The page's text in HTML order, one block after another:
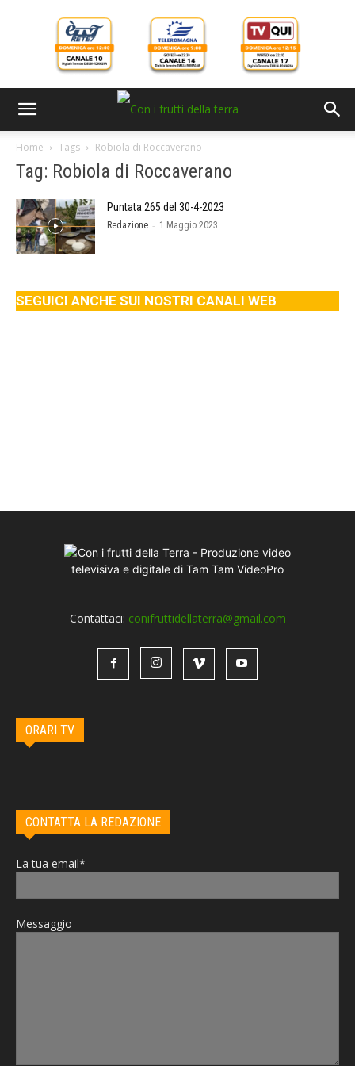
Home Tags Robiola di Roccaverano
Tag: Robiola di Roccaverano
Puntata 265 del 30-4-2023
Redazione - 1 Maggio 2023
SEGUICI ANCHE SUI NOSTRI CANALI WEB
Contattaci: conifruttidellaterra@gmail.com
ORARI TV
CONTATTA LA REDAZIONE
La tua email*
Messaggio